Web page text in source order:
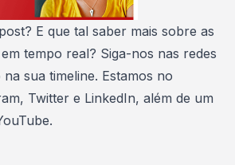
E que tal saber mais sobre as
tempo real? Siga-nos nas redes
sua timeline. Estamos no
, Twitter e LinkedIn, além de um
.